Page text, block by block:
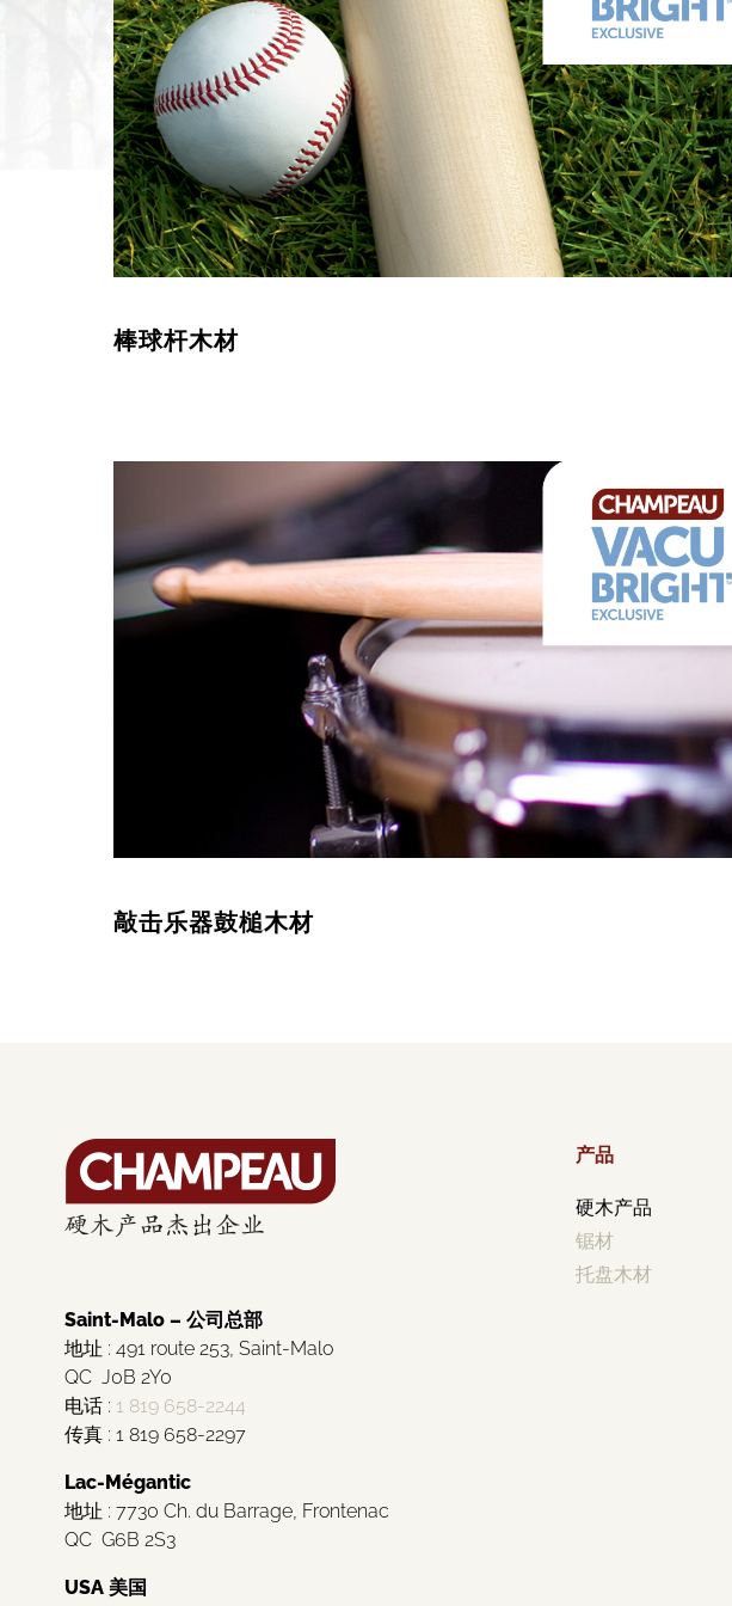
棒球杆木材
敲击乐器鼓槌木材
Saint-Malo – 公司总部
地址 : 491 route 253, Saint-Malo
QC J0B 2Y0
电话 : 1 819 658-2244
传真 : 1 819 658-2297
Lac-Mégantic
地址 : 7730 Ch. du Barrage, Frontenac
QC G6B 2S3
USA 美国
产品
硬木产品
锯材
托盘木材